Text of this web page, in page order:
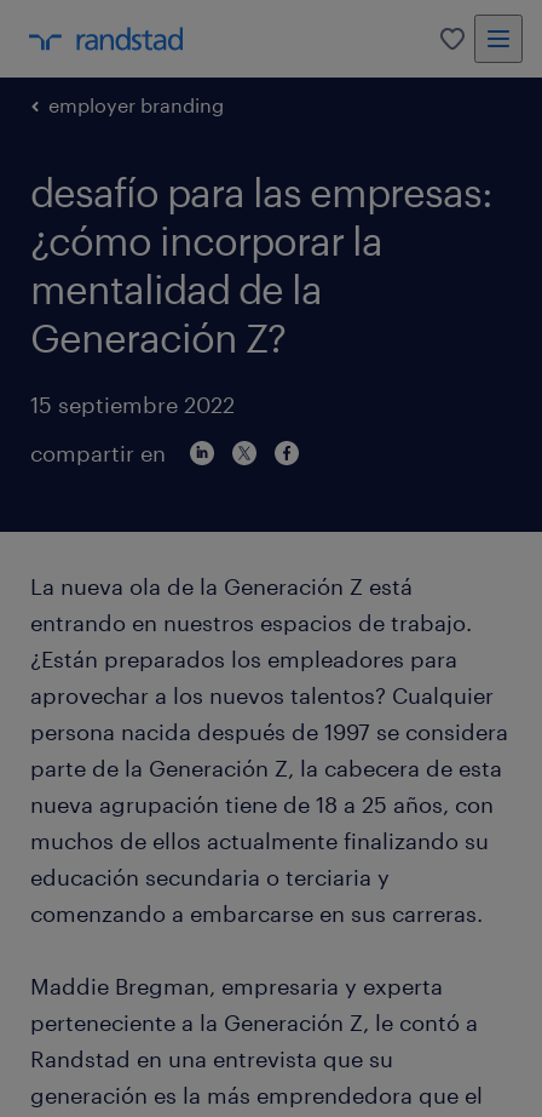
0
employer branding
desafío para las empresas:
¿cómo incorporar la
mentalidad de la
Generación Z?
15 septiembre 2022
compartir en
La nueva ola de la Generación Z está
entrando en nuestros espacios de trabajo.
¿Están preparados los empleadores para
aprovechar a los nuevos talentos? Cualquier
persona nacida después de 1997 se considera
parte de la Generación Z, la cabecera de esta
nueva agrupación tiene de 18 a 25 años, con
muchos de ellos actualmente finalizando su
educación secundaria o terciaria y
comenzando a embarcarse en sus carreras.
Maddie Bregman, empresaria y experta
perteneciente a la Generación Z, le contó a
Randstad en una entrevista que su
generación es la más emprendedora que el